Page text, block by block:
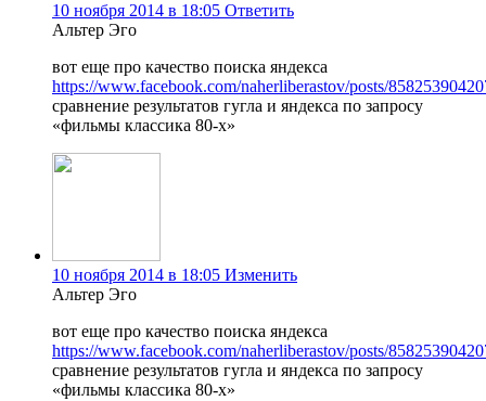
10 ноября 2014 в 18:05 Ответить
Альтер Эго
вот еще про качество поиска яндекса
https://www.facebook.com/naherliberastov/posts/
сравнение результатов гугла и яндекса по запросу
«фильмы классика 80-х»
10 ноября 2014 в 18:05 Изменить
Альтер Эго
вот еще про качество поиска яндекса
https://www.facebook.com/naherliberastov/posts/
сравнение результатов гугла и яндекса по запросу
«фильмы классика 80-х»